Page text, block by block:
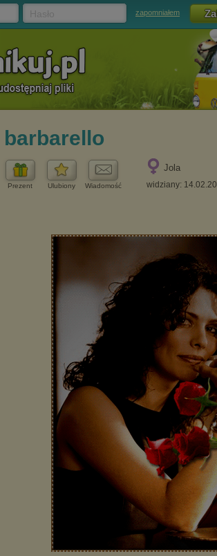
zapomniałem
barbarello
Prezent Ulubiony Wiadomość
Jola
widziany: